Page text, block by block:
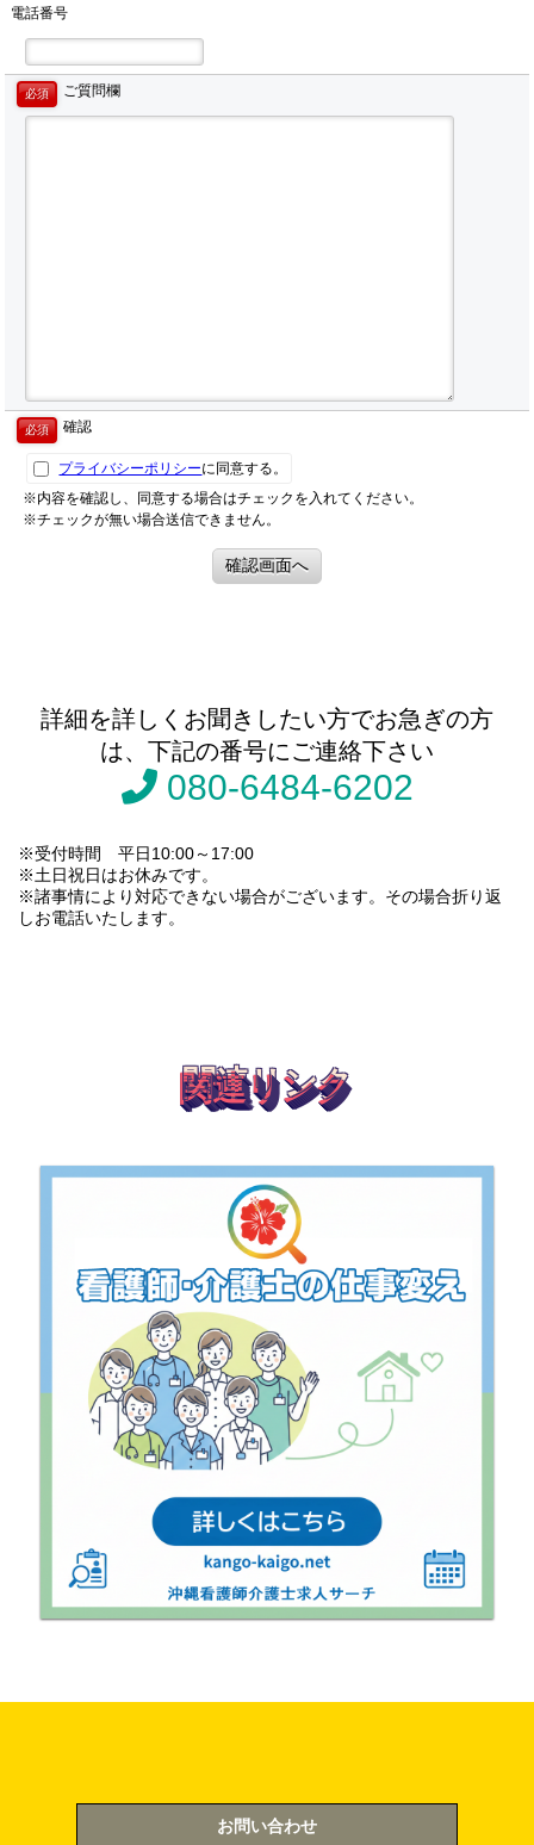
電話番号
必須 ご質問欄
必須 確認
プライバシーポリシーに同意する。
※内容を確認し、同意する場合はチェックを入れてください。
※チェックが無い場合送信できません。
確認画面へ
詳細を詳しくお聞きしたい方でお急ぎの方
は、 下記の番号にご連絡下さい
080-6484-6202
※受付時間 平日10:00～17:00
※土日祝日はお休みです。
※諸事情により対応できない場合がございます。その場合折り返
しお電話いたします。
関連リンク
お問い合わせ